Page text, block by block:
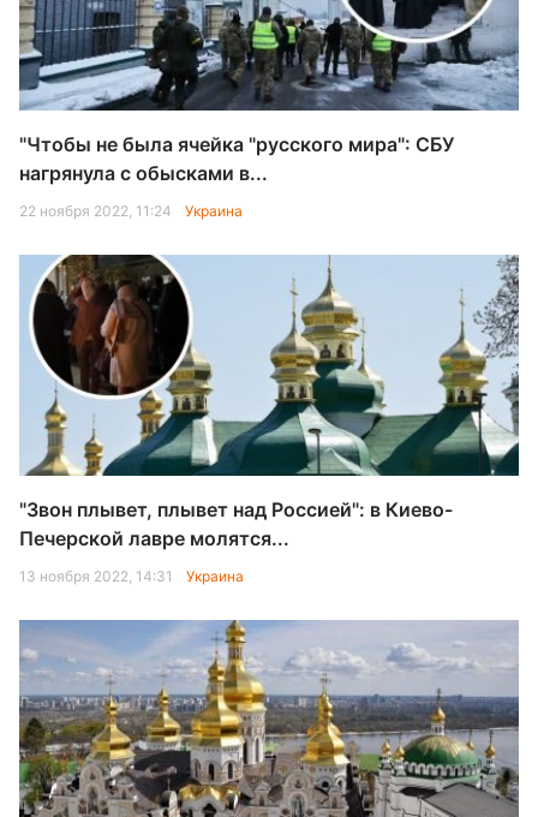
"Чтобы не была ячейка "русского мира": СБУ
нагрянула с обысками в...
22 ноября 2022, 11:24 Украина
"Звон плывет, плывет над Россией": в Киево-
Печерской лавре молятся...
13 ноября 2022, 14:31 Украина